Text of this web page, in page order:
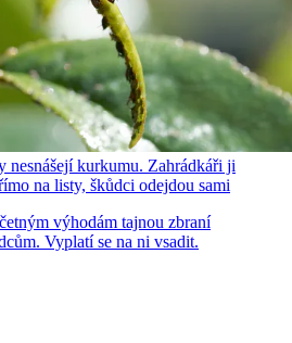
nesnášejí kurkumu. Zahrádkáři ji
na listy, škůdci odejdou sami
výhodám tajnou zbraní
Vyplatí se na ni vsadit.